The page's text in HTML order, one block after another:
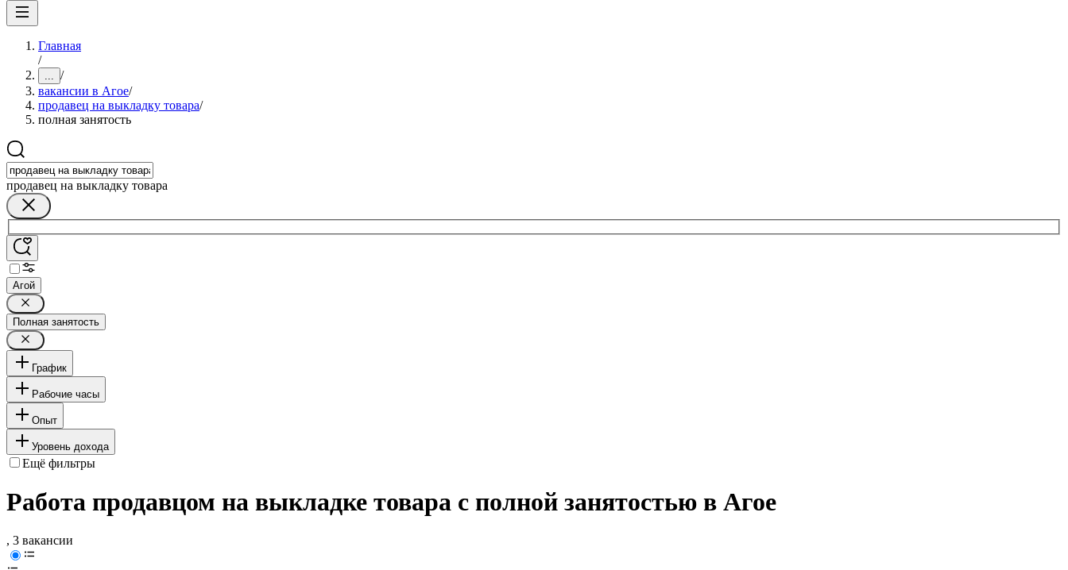
Главная
/
... /
вакансии в Агое/
продавец на выкладку товара/
полная занятость
продавец на выкладку товара
Агой
Полная занятость
График
Рабочие часы
Опыт
Уровень дохода
Ещё фильтры
Работа продавцом на выкладке товара с полной занятостью в Агое
, 3 вакансии